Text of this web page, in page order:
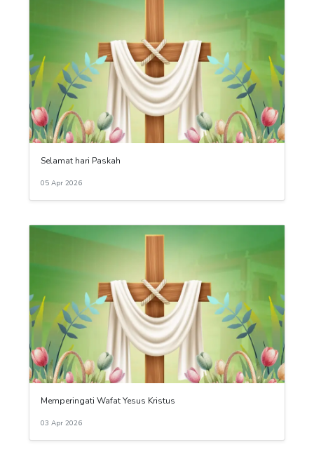
Selamat hari Paskah
05 Apr 2026
Memperingati Wafat Yesus Kristus
03 Apr 2026